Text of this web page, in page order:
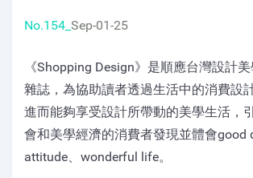
No.154_ Sep-01-25
《Shopping Design》是順應台灣設計
雜誌，為協助讀者透過生活中的消費設
進而能夠享受設計所帶動的美學生活，
會和美學經濟的消費者發現並體會good
attitude、wonderful life。